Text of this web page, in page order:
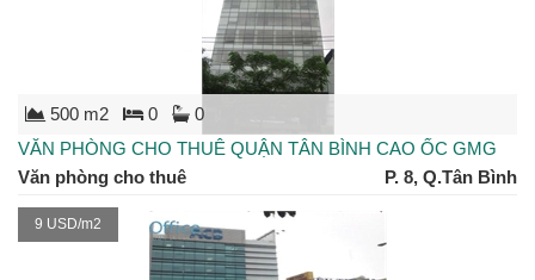
500 m2 0 0
VĂN PHÒNG CHO THUÊ QUẬN TÂN BÌNH CAO ỐC GMG
Văn phòng cho thuê
P. 8, Q.Tân Bình
9 USD/m2